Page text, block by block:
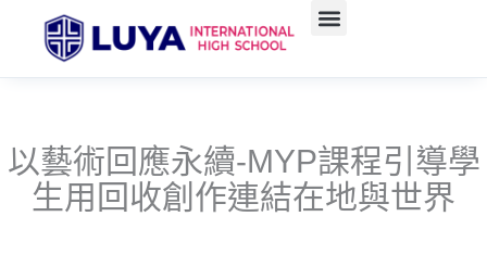
以藝術回應永續-MYP課程引導學
生用回收創作連結在地與世界